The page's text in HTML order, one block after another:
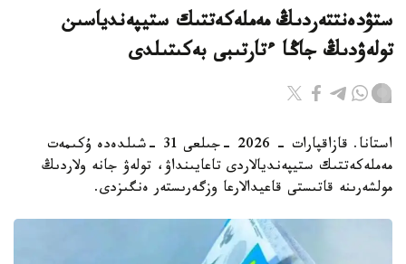
ستۋدەنتتەردىڭ مەملەكەتتىك ستيپەندياسىن
تولەۋدىڭ جاڭا ءتارتىبى بەكىتىلدى
استانا. قازاقپارات - 2026 -جىلعى 31 -شىلدەدە ۇكىمەت
مەملەكەتتىك ستيپەنديالاردى تاعايىنداۋ، تولەۋ جانە ولاردىڭ
مولشەرىنە قاتىستى قاعيدالارعا وزگەرىستەر ەنگىزدى.